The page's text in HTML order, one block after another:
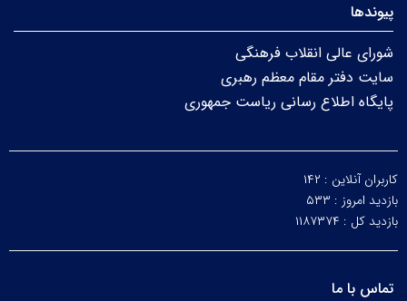
پیوندها
شورای عالی انقلاب فرهنگی
سایت دفتر مقام معظم رهبری
پایگاه اطلاع رسانی ریاست جمهوری
کاربران آنلاین : ۱۴۲
بازدید امروز : ۵۳۳
بازدید کل : ۱۱۸۷۳۷۴
تماس با ما